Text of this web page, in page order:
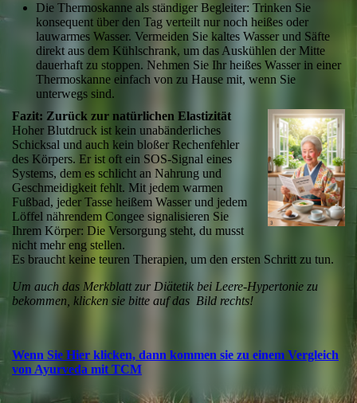
Die Thermoskanne als ständiger Begleiter: Trinken Sie
konsequent über den Tag verteilt nur noch heißes oder
lauwarmes Wasser. Vermeiden Sie kaltes Wasser und Säfte
direkt aus dem Kühlschrank, um das Auskühlen der Mitte
dauerhaft zu stoppen. Nehmen Sie Ihr heißes Wasser in einer
Thermoskanne einfach von zu Hause mit, wenn Sie
unterwegs sind.
Fazit: Zurück zur natürlichen Elastizität
Hoher Blutdruck ist kein unabänderliches
Schicksal und auch kein bloßer Rechenfehler
des Körpers. Er ist oft ein SOS-Signal eines
Systems, dem es schlicht an Nahrung und
Geschmeidigkeit fehlt. Mit jedem warmen
Fußbad, jeder Tasse heißem Wasser und jedem
Löffel nährendem Congee signalisieren Sie
Ihrem Körper: Die Versorgung steht, du musst
nicht mehr eng stellen.
Es braucht keine teuren Therapien, um den ersten Schritt zu tun.
Um auch das Merkblatt zur Diätetik bei Leere-Hypertonie zu
bekommen, klicken sie bitte auf das Bild rechts!
Wenn Sie Hier klicken, dann kommen sie zu einem Vergleich
von Ayurveda mit TCM